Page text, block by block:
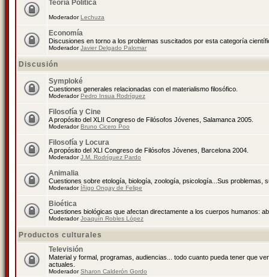
Teoría Política
ModeradorLechuza
Economía
Discusiones en torno a los problemas suscitados por esta categoría
ModeradorJavier Delgado Palomar
Discusión
Symploké
Cuestiones generales relacionadas con el materialismo filosófico.
ModeradorPedro Insua Rodríguez
Filosofía y Cine
A propósito del XLII Congreso de Filósofos Jóvenes, Salamanca 2005.
ModeradorBruno Cicero Poo
Filosofía y Locura
A propósito del XLI Congreso de Filósofos Jóvenes, Barcelona 2004.
ModeradorJ.M. Rodríguez Pardo
Animalia
Cuestiones sobre etología, biología, zoología, psicología...Sus problemas,
Moderador Íñigo Ongay de Felipe
Bioética
Cuestiones biológicas que afectan directamente a los cuerpos humanos:
ModeradorJoaquín Robles López
Productos culturales
Televisión
Material y formal, programas, audiencias... todo cuanto pueda tener que
actuales.
ModeradorSharon Calderón Gordo